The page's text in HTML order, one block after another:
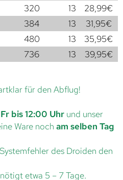
320 13 28,99€
384 13 31,95€
480 13 35,95€
736 13 39,95€
für den Abflug!
bis 12:00 Uhr und unser
Ware noch am selben Tag
des Droiden den
etwa 5 – 7 Tage.